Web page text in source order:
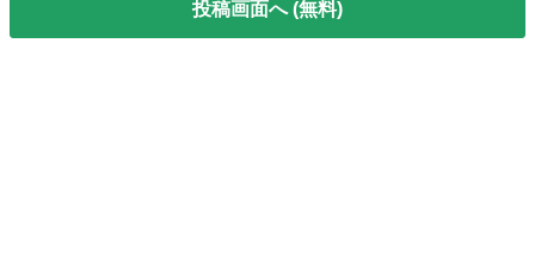
投稿画面へ (無料)